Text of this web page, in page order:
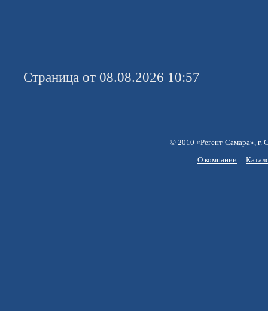
Страница от 08.08.2026 10:57
© 2010 «Регент-Самара», г.
О компании